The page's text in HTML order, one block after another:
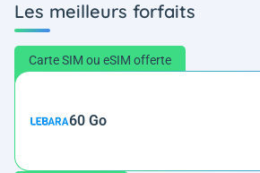
Les meilleurs forfaits
Carte SIM ou eSIM offerte
60 Go